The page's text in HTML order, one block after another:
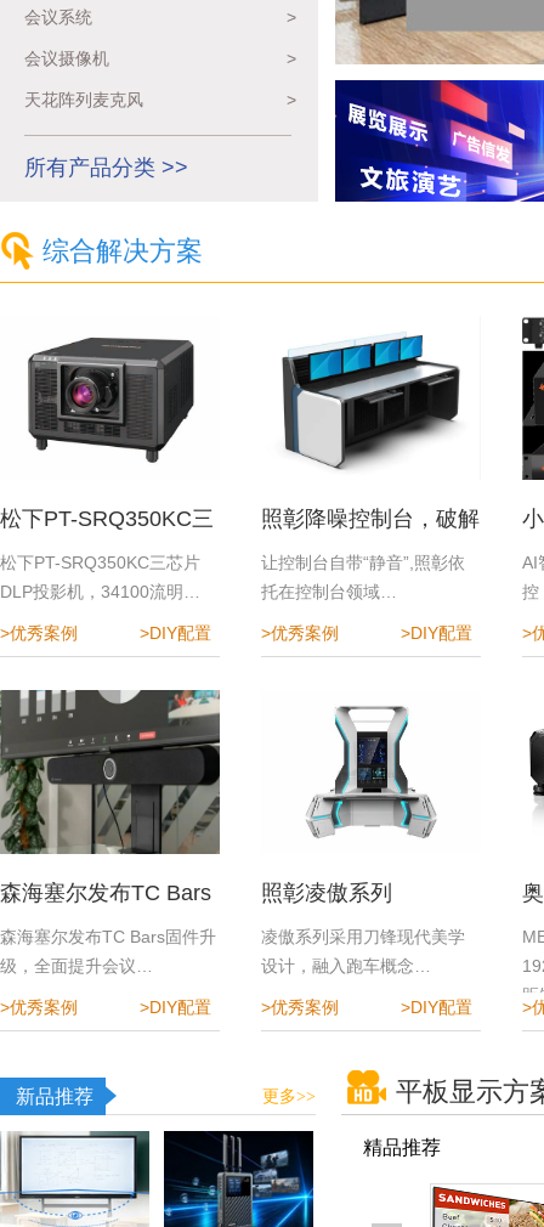
会议系统 >
会议摄像机 >
天花阵列麦克风 >
所有产品分类 >>
综合解决方案
松下PT-SRQ350KC三
芯片DLP投影机
松下PT-SRQ350KC三芯片
DLP投影机，34100流明…
>优秀案例 >DIY配置
照彰降噪控制台，破解
指挥中心降噪难题
让控制台自带“静音”,照彰依
托在控制台领域…
>优秀案例 >DIY配置
AI
控
>
森海塞尔发布TC Bars
固件升级，全面提升会
议体验
森海塞尔发布TC Bars固件升
级，全面提升会议…
>优秀案例 >DIY配置
照彰凌傲系列
凌傲系列采用刀锋现代美学
设计，融入跑车概念…
>优秀案例 >DIY配置 >
新品推荐 更多>> 平板显示方
精品推荐